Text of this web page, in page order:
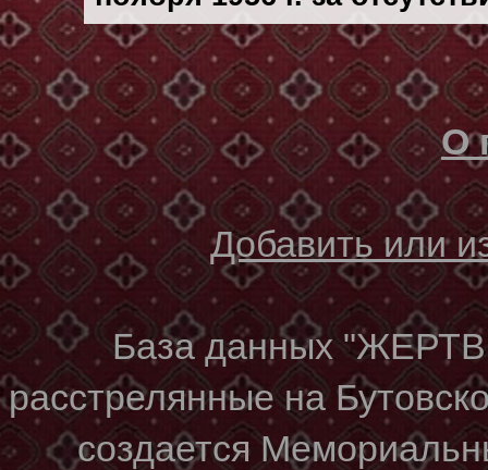
О
Добавить или
База данных
расстрелянные на
создается